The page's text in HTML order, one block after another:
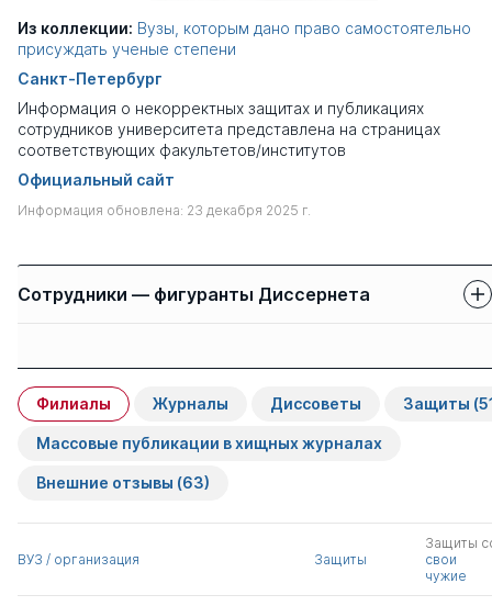
Из коллекции: Вузы, которым дано право самостоятельно
присуждать ученые степени
Санкт-Петербург
Информация о некорректных защитах и публикациях
сотрудников университета представлена на страницах
соответствующих факультетов/институтов
Официальный сайт
Информация обновлена: 23 декабря 2025 г.
Сотрудники — фигуранты Диссернета
Хуббиев Шайкат
Закирович
Игоревич
Анваровна
к.филос.н.
Филиалы Журналы Диссоветы Защиты
Массовые публикации в хищных журналах
Внешние отзывы (63)
ВУЗ / организация Защиты
Защиты
свои
чужие